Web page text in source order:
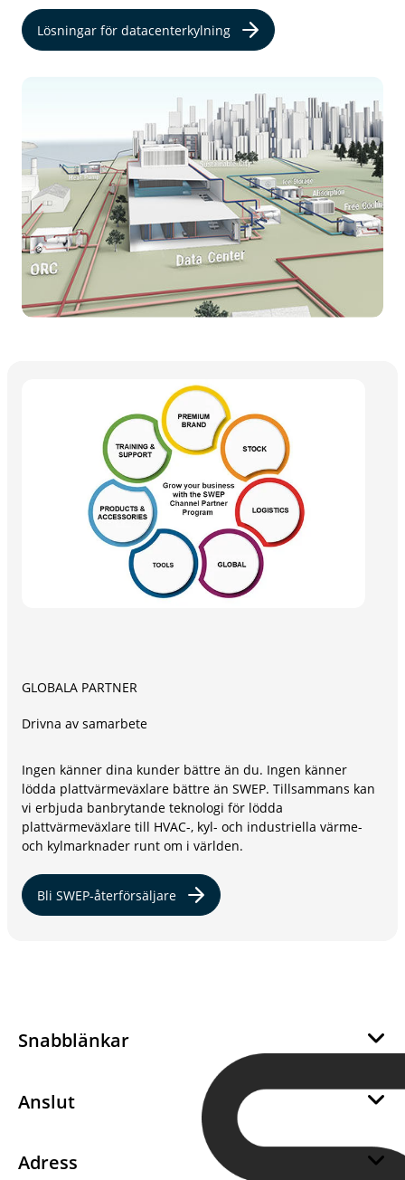
Lösningar för datacenterkylning
GLOBALA PARTNER
Drivna av samarbete
Ingen känner dina kunder bättre än du. Ingen känner
lödda plattvärmeväxlare bättre än SWEP. Tillsammans kan
vi erbjuda banbrytande teknologi för lödda
plattvärmeväxlare till HVAC-, kyl- och industriella värme-
och kylmarknader runt om i världen.
Bli SWEP-återförsäljare
Snabblänkar
Hållbarhet
Kakor
Anslut
Bli en SWEP-leverantör
Adress